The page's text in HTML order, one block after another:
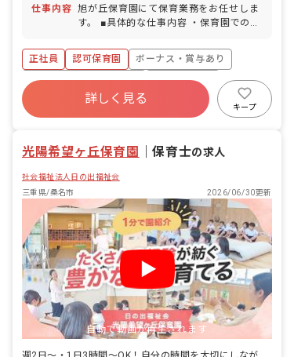
りに付与／取得率84％／半日単位での取
得可／5日以上の応相談） ■産前産後・
100％）※入職1年後から利用可能、復
帰サポートも対応！ ■介護・看護休暇 ■
特別休暇（規定による） ・お休みの相談
もしやすい職場です お子様の体調不良や
行事による遅刻・早退・欠勤の相談も可
仕事内容 旭が丘保育園にて保育業務をお任せしま
す。 ■具体的な仕事内容 ・保育園での保
び ・給食、お昼寝、トイレのサポート
・保護者との連携（アプリ含む） ・書類
作成（週案、月案、会議議事録など） ・
連絡帳記入、他
正社員 認可保育園
ボーナス・賞与あり
寮・住宅・家賃補助あり
社会保険完備
福利厚生充実
退職金制度
詳しく見る
キープ
光陽希望ヶ丘保育園 ｜保育士の求人
社会福祉法人日の出福祉会
三重県/桑名市
2026/06/30更新
自動で動画が再生されます